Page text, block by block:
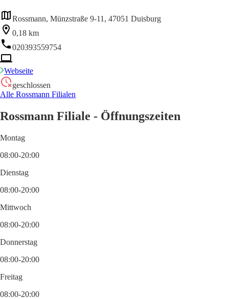
Rossmann, Münzstraße 9-11, 47051 Duisburg
0,18 km
020393559754
Webseite
geschlossen
Alle Rossmann Filialen
Rossmann Filiale - Öffnungszeiten
Montag
08:00-20:00
Dienstag
08:00-20:00
Mittwoch
08:00-20:00
Donnerstag
08:00-20:00
Freitag
08:00-20:00